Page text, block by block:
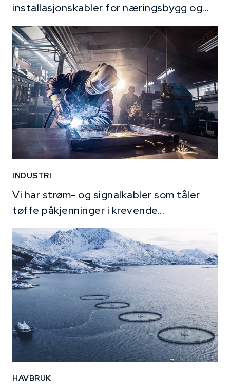
installasjonskabler for næringsbygg og...
INDUSTRI
Vi har strøm- og signalkabler som tåler
tøffe påkjenninger i krevende...
HAVBRUK